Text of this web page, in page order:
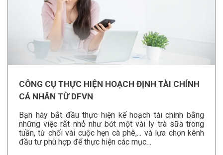
CÔNG CỤ THỰC HIỆN HOẠCH ĐỊNH TÀI CHÍNH
CÁ NHÂN TỪ DFVN
Bạn hãy bắt đầu thực hiện kế hoạch tài chính bằng
những việc rất nhỏ như bớt một vài ly trà sữa trong
tuần, từ chối vài cuộc hẹn cà phê,... và lựa chọn kênh
đầu tư phù hợp để thực hiện các mục…